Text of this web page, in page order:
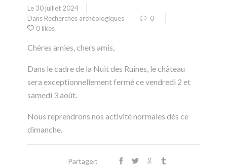
Le 30 juillet 2024
Dans Recherches archéologiques
0
0 likes
Chères amies, chers amis,
Dans le cadre de la Nuit des Ruines, le château
sera exceptionnellement fermé ce vendredi 2 et
samedi 3 août.
Nous reprendrons nos activité normales dés ce
dimanche.
Partager: